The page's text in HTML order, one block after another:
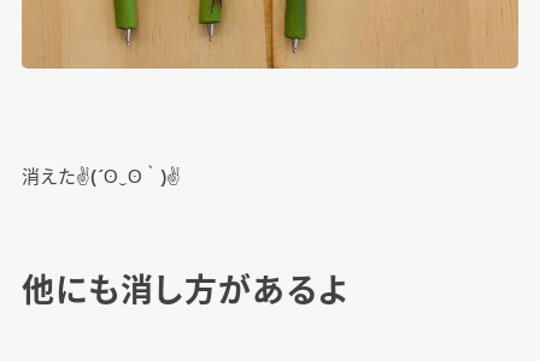
消えた✌(´ʘ‿ʘ｀)✌
他にも消し方があるよ